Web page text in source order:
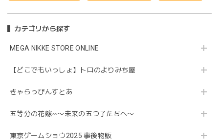
カテゴリから探す
MEGA NIKKE STORE ONLINE
【どこでもいっしょ】トロのよりみち屋
きゃらっぴんすとあ
五等分の花嫁∽〜未来の五つ子たちへ〜
東京ゲームショウ2025 事後物販